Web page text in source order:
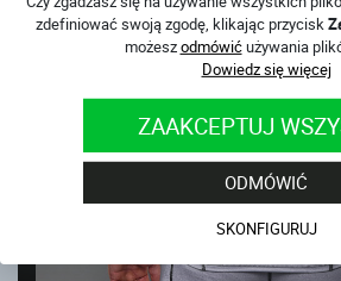
zdefiniować swoją zgodę, klikając przycisk
możeszodmówićużywania
Dowiedz się więcej
ZAAKCEPTUJ
ODMÓWIĆ
SKONFIGURUJ